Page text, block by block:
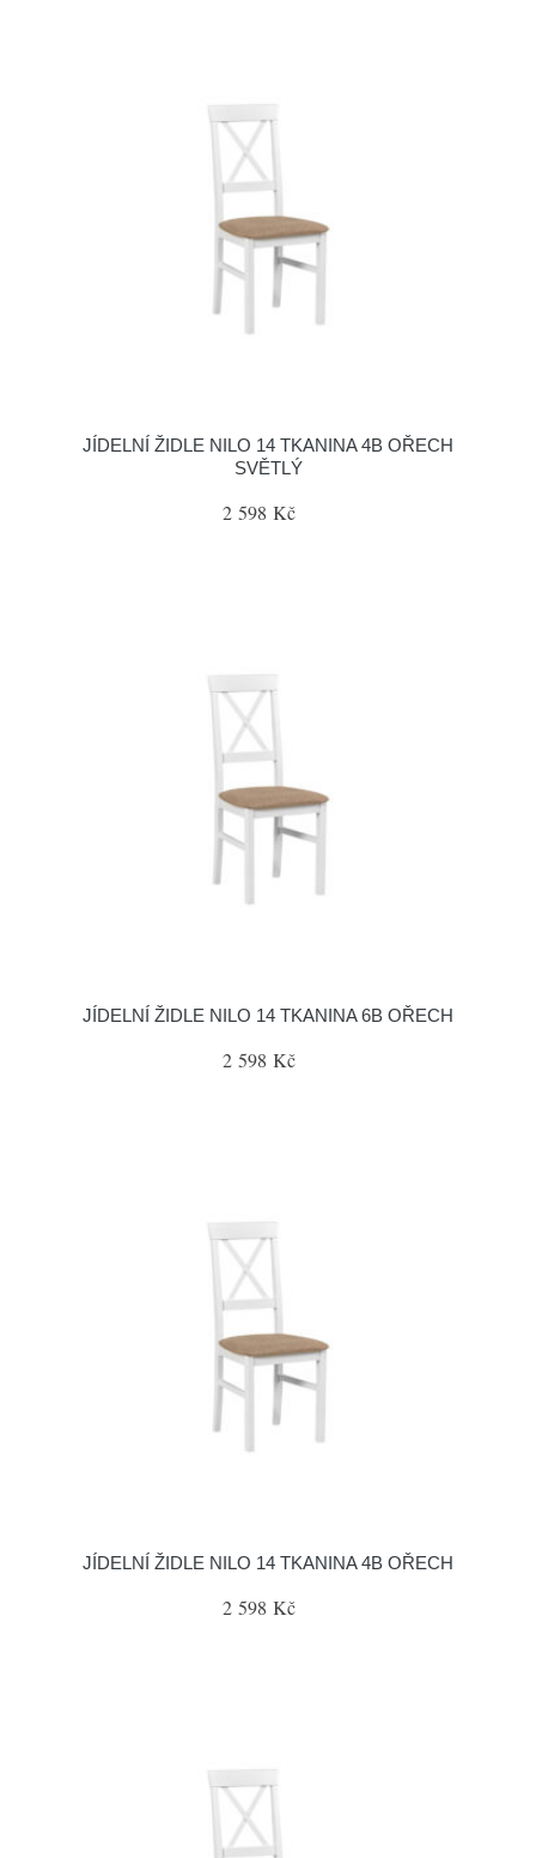
JÍDELNÍ ŽIDLE NILO 14 TKANINA 4B OŘECH
SVĚTLÝ
2 598 Kč
JÍDELNÍ ŽIDLE NILO 14 TKANINA 6B OŘECH
2 598 Kč
JÍDELNÍ ŽIDLE NILO 14 TKANINA 4B OŘECH
2 598 Kč